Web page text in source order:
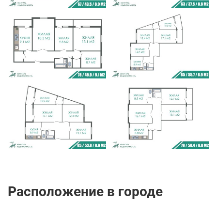
Расположение в городе